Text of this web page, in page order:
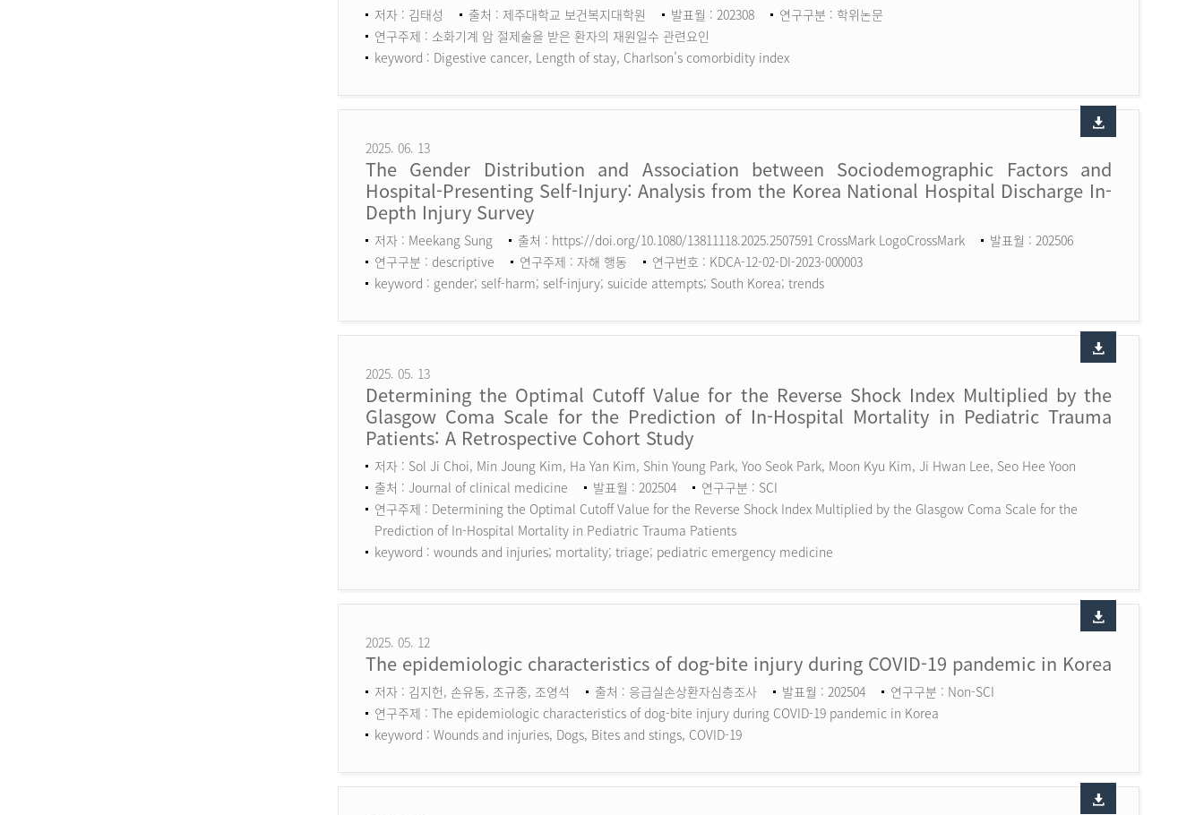
저자 : 김태성 출처 : 제주대학교 보건복지대학원 발표월 : 202308
연구구분 : 학위논문
연구주제 : 소화기계 암 절제술을 받은 환자의 재원일수 관련요인
keyword : Digestive cancer, Length of stay, Charlson’s comorbidity index
2025. 06. 13
The Gender Distribution and Association between Sociodemographic Factors and
Hospital-Presenting Self-Injury: Analysis from the Korea National Hospital Discharge In-
Depth Injury Survey
저자 : Meekang Sung 출처 : https://doi.org/10.1080/13811118.2025.2507591 CrossMark LogoCrossMark
발표월 : 202506
연구구분 : descriptive
연구주제 : 자해 행동
연구번호 : KDCA-12-02-DI-2023-000003
keyword : gender; self-harm; self-injury; suicide attempts; South Korea; trends
2025. 05. 13
Determining the Optimal Cutoff Value for the Reverse Shock Index Multiplied by the
Glasgow Coma Scale for the Prediction of In-Hospital Mortality in Pediatric Trauma
Patients: A Retrospective Cohort Study
저자 : Sol Ji Choi, Min Joung Kim, Ha Yan Kim, Shin Young Park, Yoo Seok Park, Moon Kyu Kim, Ji Hwan Lee, Seo Hee Yoon
출처 : Journal of clinical medicine
발표월 : 202504
연구구분 : SCI
연구주제 : Determining the Optimal Cutoff Value for the Reverse Shock Index Multiplied by the Glasgow Coma Scale for the
Prediction of In-Hospital Mortality in Pediatric Trauma Patients
keyword : wounds and injuries; mortality; triage; pediatric emergency medicine
2025. 05. 12
The epidemiologic characteristics of dog-bite injury during COVID-19 pandemic in Korea
저자 : 김지헌, 손유동, 조규종, 조영석 출처 : 응급실손상환자심층조사 발표월 : 202504
연구구분 : Non-SCI
연구주제 : The epidemiologic characteristics of dog-bite injury during COVID-19 pandemic in Korea
keyword : Wounds and injuries, Dogs, Bites and stings, COVID-19